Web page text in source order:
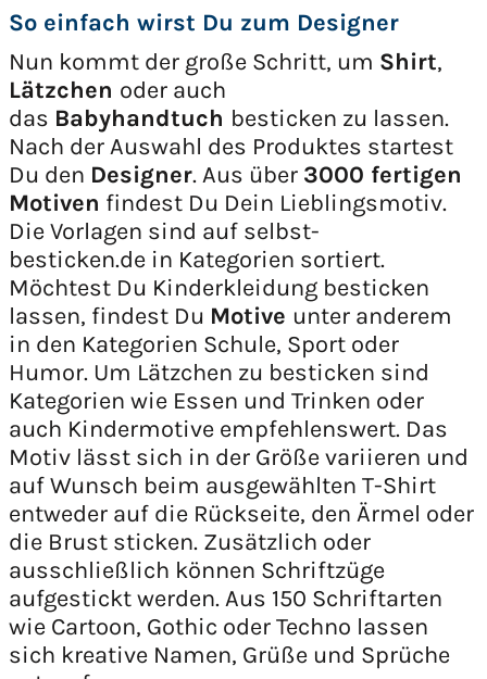
So einfach wirst Du zum Designer
Nun kommt der große Schritt, um Shirt,
Lätzchen oder auch
das Babyhandtuch besticken zu lassen.
Nach der Auswahl des Produktes startest
Du den Designer. Aus über 3000 fertigen
Motiven findest Du Dein Lieblingsmotiv.
Die Vorlagen sind auf selbst-
besticken.de in Kategorien sortiert.
Möchtest Du Kinderkleidung besticken
lassen, findest Du Motive unter anderem
in den Kategorien Schule, Sport oder
Humor. Um Lätzchen zu besticken sind
Kategorien wie Essen und Trinken oder
auch Kindermotive empfehlenswert. Das
Motiv lässt sich in der Größe variieren und
auf Wunsch beim ausgewählten T-Shirt
entweder auf die Rückseite, den Ärmel oder
die Brust sticken. Zusätzlich oder
ausschließlich können Schriftzüge
aufgestickt werden. Aus 150 Schriftarten
wie Cartoon, Gothic oder Techno lassen
sich kreative Namen, Grüße und Sprüche